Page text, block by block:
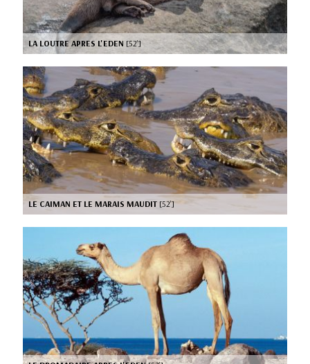
LA LOUTRE APRES L'EDEN [52’]
LE CAIMAN ET LE MARAIS MAUDIT [52’]